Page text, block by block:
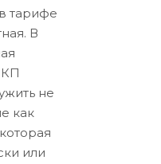
тарифе
В
не
как
или